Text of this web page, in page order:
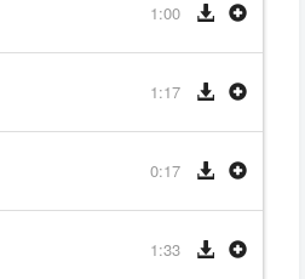
1:00
1:17
0:17
1:33